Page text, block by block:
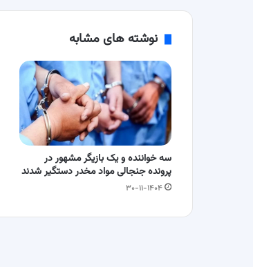
نوشته های مشابه
سه خواننده و یک بازیگر مشهور در
پرونده جنجالی مواد مخدر دستگیر شدند
۳۰-۱۱-۱۴۰۴